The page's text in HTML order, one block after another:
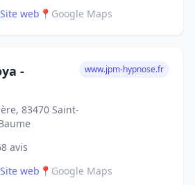
Site web 📍 Google Maps
-
83470 Saint-
www.jpm-hypnose.fr
avis
Site web 📍 Google Maps